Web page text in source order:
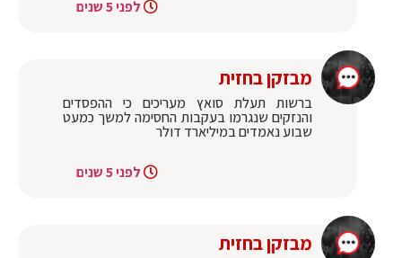
לפני 5 שנים
מבזקן בחזית
ברשות תעלת סואץ מעריכים כי ההפסדים
והנזקים שנגרמו בעקבות החסימה למשך כמעט
שבוע נאמדים במיליארד דולר
לפני 5 שנים
מבזקן בחזית